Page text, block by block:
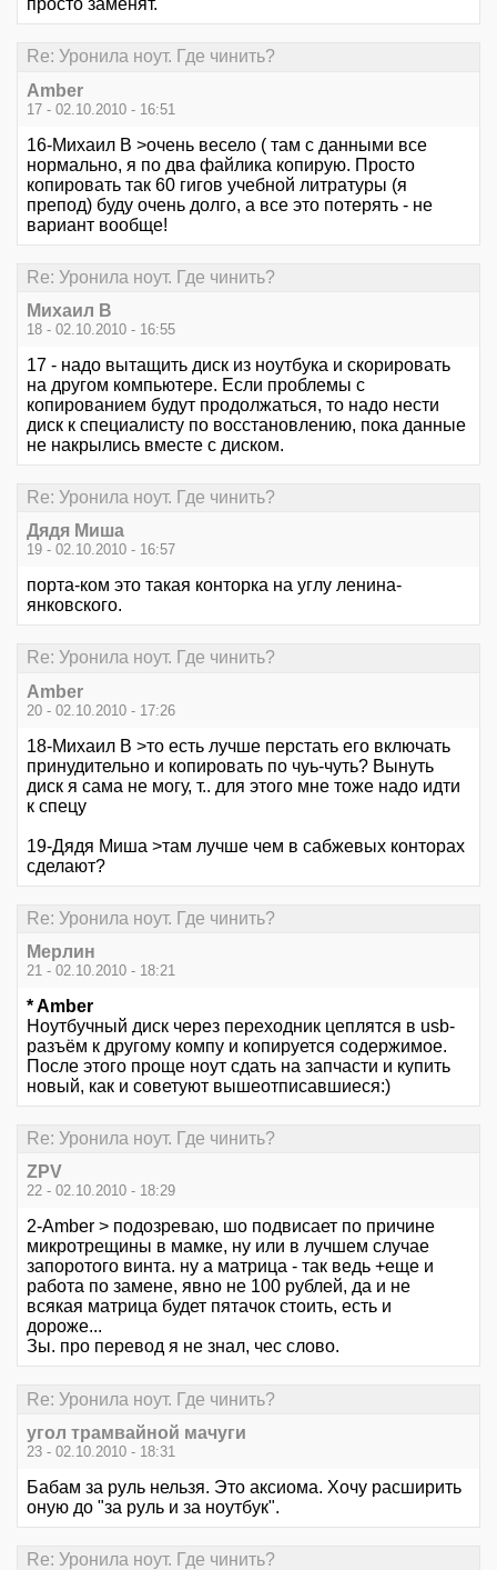
просто заменят.
Re: Уронила ноут. Где чинить?
Amber
17 - 02.10.2010 - 16:51
16-Михаил В >очень весело ( там с данными все
нормально, я по два файлика копирую. Просто
копировать так 60 гигов учебной литратуры (я
препод) буду очень долго, а все это потерять - не
вариант вообще!
Re: Уронила ноут. Где чинить?
Михаил В
18 - 02.10.2010 - 16:55
17 - надо вытащить диск из ноутбука и скорировать
на другом компьютере. Если проблемы с
копированием будут продолжаться, то надо нести
диск к специалисту по восстановлению, пока данные
не накрылись вместе с диском.
Re: Уронила ноут. Где чинить?
Дядя Миша
19 - 02.10.2010 - 16:57
порта-ком это такая конторка на углу ленина-
янковского.
Re: Уронила ноут. Где чинить?
Amber
20 - 02.10.2010 - 17:26
18-Михаил В >то есть лучше перстать его включать
принудительно и копировать по чуь-чуть? Вынуть
диск я сама не могу, т.. для этого мне тоже надо идти
к спецу
19-Дядя Миша >там лучше чем в сабжевых конторах
сделают?
Re: Уронила ноут. Где чинить?
Мерлин
21 - 02.10.2010 - 18:21
* Amber
Ноутбучный диск через переходник цеплятся в usb-
разъём к другому компу и копируется содержимое.
После этого проще ноут сдать на запчасти и купить
новый, как и советуют вышеотписавшиеся:)
Re: Уронила ноут. Где чинить?
ZPV
22 - 02.10.2010 - 18:29
2-Amber > подозреваю, шо подвисает по причине
микротрещины в мамке, ну или в лучшем случае
запоротого винта. ну а матрица - так ведь +еще и
работа по замене, явно не 100 рублей, да и не
всякая матрица будет пятачок стоить, есть и
дороже...
Зы. про перевод я не знал, чес слово.
Re: Уронила ноут. Где чинить?
угол трамвайной мачуги
23 - 02.10.2010 - 18:31
Бабам за руль нельзя. Это аксиома. Хочу расширить
оную до "за руль и за ноутбук".
Re: Уронила ноут. Где чинить?